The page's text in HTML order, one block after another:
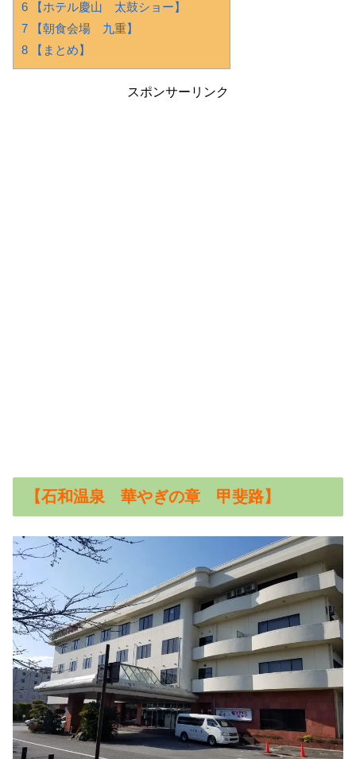
6 【ホテル慶山 太鼓ショー】
7 【朝食会場 九重】
8 【まとめ】
スポンサーリンク
【石和温泉 華やぎの章 甲斐路】